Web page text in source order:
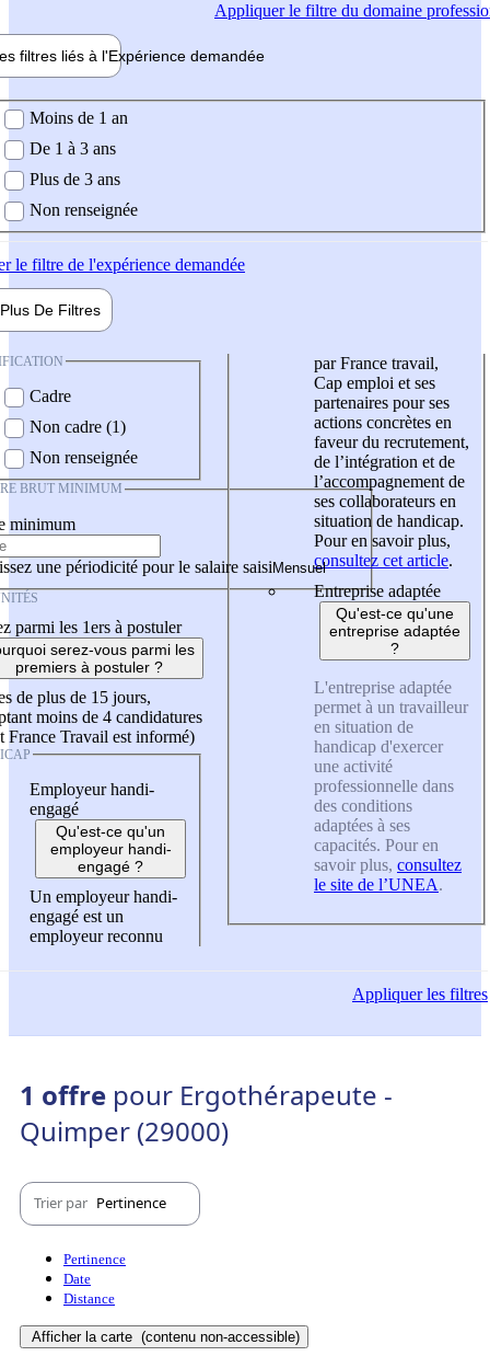
Appliquerle filtre du domaine
filtres liés à l'Expérience demandée
demandée
Moins de 1 an
De 1 à 3 ans
Plus de 3 ans
Non renseignée
le filtre de l'expérience demandée
Plus De Filtres
Cadre
Non cadre (1)
Non renseignée
BRUT MINIMUM
minimum
une périodicité pour le salaire saisi
parmi les 1ers à postuler
serez-vous parmi les
premiers à postuler ?
de plus de 15 jours,
moins de 4 candidatures
France Travail est informé)
Employeur handi-
engagé
Qu'est-ce qu'un
employeur handi-
engagé ?
Un employeur handi-
engagé est un
employeur reconnu
par France travail,
Cap emploi et ses
partenaires pour ses
actions concrètes en
faveur du recrutement,
de l’intégration et de
l’accompagnement de
ses collaborateurs en
situation de handicap.
Pour en savoir plus,
consultez cet article.
Entreprise adaptée
Qu'est-ce qu'une
entreprise adaptée
?
L'entreprise adaptée
permet à un travailleur
en situation de
handicap d'exercer
une activité
professionnelle dans
des conditions
adaptées à ses
capacités. Pour en
savoir plus, consultez
le site de l’UNEA.
Appliquerles filtres
1 offre pour Ergothérapeute -
Quimper (29000)
Trier par Pertinence
Pertinence
Date
Distance
Afficher la carte (contenu non-accessible)